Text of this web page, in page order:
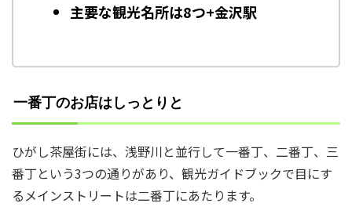
主要な観光名所は8つ+金沢駅
一番丁のお店はしっとりと
ひがし茶屋街には、浅野川と並行して一番丁、二番丁、三
番丁という3つの通りがあり、観光ガイドブックで目にす
るメインストリートは二番丁にあたります。